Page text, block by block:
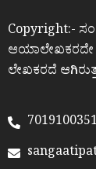
Copyright:-
ಆಯಾಲೇಖಕರದೇ
ಲೇಖಕರದೆ
7019100351